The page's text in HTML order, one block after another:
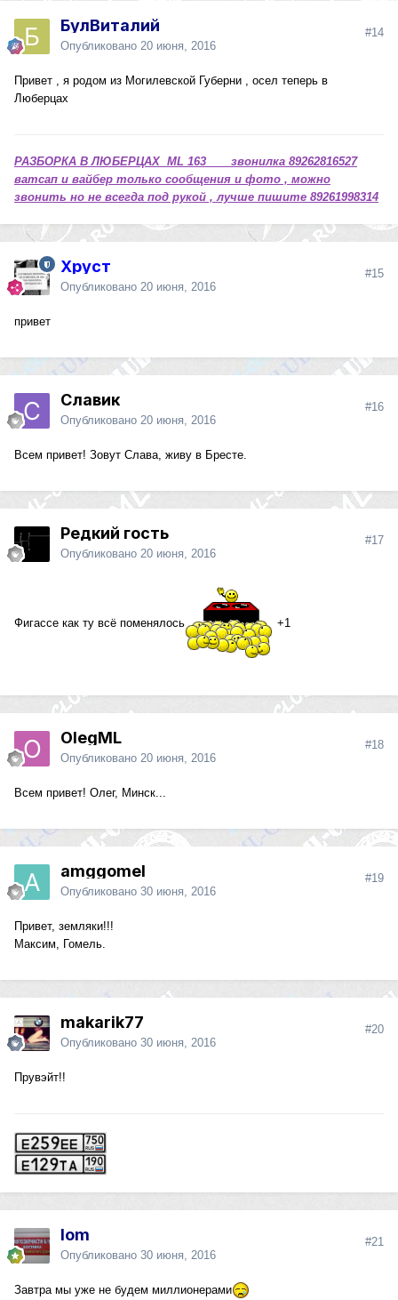
БулВиталий
Опубликовано 20 июня, 2016
#14
Привет , я родом из Могилевской Губерни , осел теперь в
Люберцах
РАЗБОРКА В ЛЮБЕРЦАХ ML 163 звонилка 89262816527
ватсап и вайбер только сообщения и фото , можно
звонить но не всегда под рукой , лучше пишите 89261998314
Хруст
Опубликовано 20 июня, 2016
#15
привет
Славик
Опубликовано 20 июня, 2016
#16
Всем привет! Зовут Слава, живу в Бресте.
Редкий гость
Опубликовано 20 июня, 2016
#17
Фигассе как ту всё поменялось +1
OlegML
Опубликовано 20 июня, 2016
#18
Всем привет! Олег, Минск...
amggomel
Опубликовано 30 июня, 2016
#19
Привет, земляки!!!
Максим, Гомель.
makarik77
Опубликовано 30 июня, 2016
#20
Прувэйт!!
lom
Опубликовано 30 июня, 2016
#21
Завтра мы уже не будем миллионерами